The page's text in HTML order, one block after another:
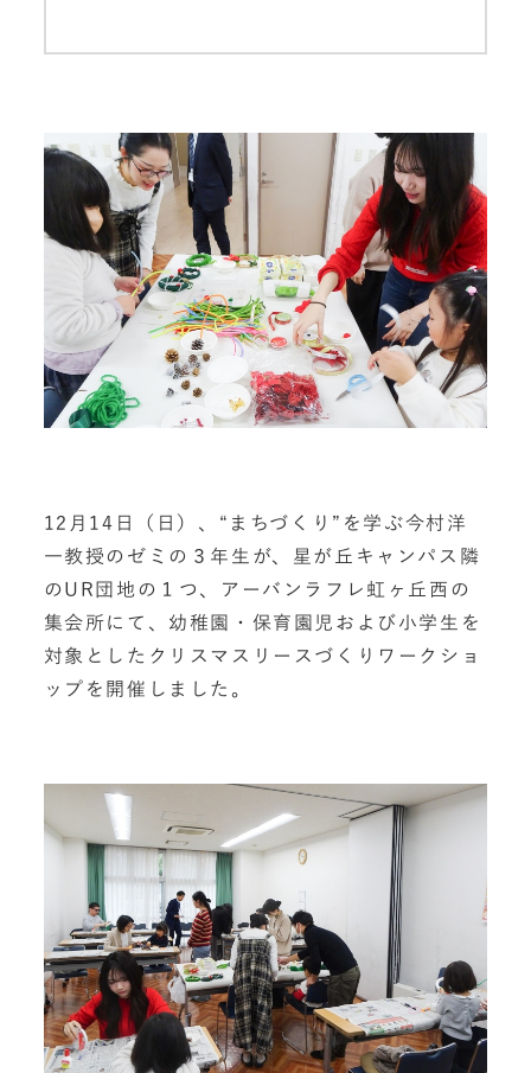
12月14日（日）、“まちづくり”を学ぶ今村洋
一教授のゼミの３年生が、星が丘キャンパス隣
のUR団地の１つ、アーバンラフレ虹ヶ丘西の
集会所にて、幼稚園・保育園児および小学生を
対象としたクリスマスリースづくりワークショ
ップを開催しました。